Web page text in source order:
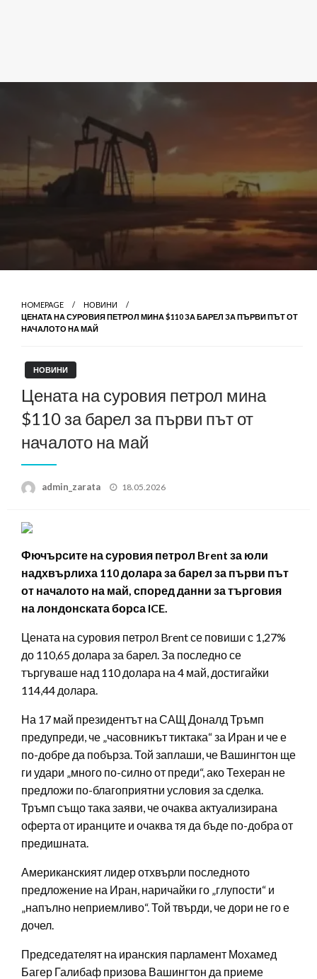
HOMEPAGE
НОВИНИ
ЦЕНАТА НА СУРОВИЯ ПЕТРОЛ МИНА $110 ЗА БАРЕЛ ЗА ПЪРВИ ПЪТ ОТ
НАЧАЛОТО НА МАЙ
НОВИНИ
Цената на суровия петрол мина
$110 за барел за първи път от
началото на май
admin_zarata
Posted
18.05.2026
Фючърсите на суровия петрол Brent за юли
надхвърлиха 110 долара за барел за първи път
от началото на май, според данни за търговия
на лондонската борса ICE.
Цената на суровия петрол Brent се повиши с 1,27%
до 110,65 долара за барел. За последно се
търгуваше над 110 долара на 4 май, достигайки
114,44 долара.
На 17 май президентът на САЩ Доналд Тръмп
предупреди, че „часовникът тиктака“ за Иран и че е
по-добре да побърза. Той заплаши, че Вашингтон ще
ги удари „много по-силно от преди“, ако Техеран не
предложи по-благоприятни условия за сделка.
Тръмп също така заяви, че очаква актуализирана
оферта от иранците и очаква тя да бъде по-добра от
предишната.
Американският лидер отхвърли последното
предложение на Иран, наричайки го „глупости“ и
„напълно неприемливо“. Той твърди, че дори не го е
дочел.
Председателят на иранския парламент Мохамед
Багер Галибаф призова Вашингтон да приеме